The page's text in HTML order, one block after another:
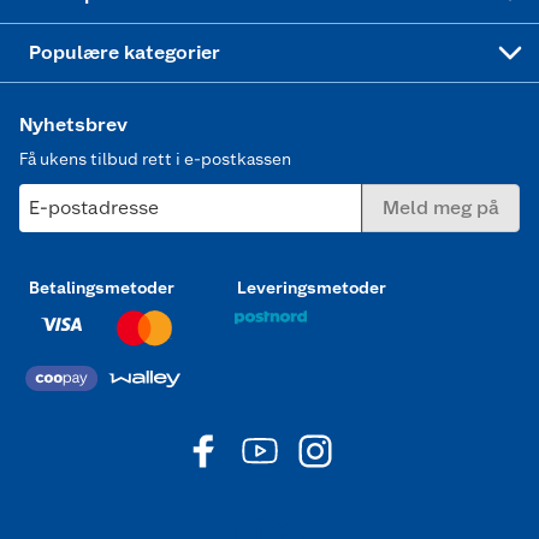
Populære kategorier
Nyhetsbrev
Få ukens tilbud rett i e-postkassen
E-postadresse Meld meg på
Betalingsmetoder Leveringsmetoder